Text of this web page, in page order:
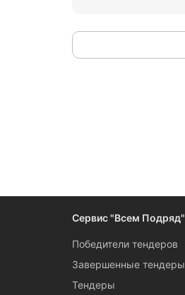
Сервис "Всем Подряд"
Победители тендеров
Завершенные тендеры
Тендеры